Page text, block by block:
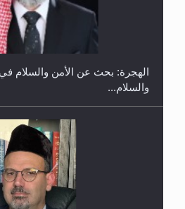
إتمام حفظ القرآن الكريم
حفل توزيع الشهادات في الجامعة
الهجرة: بحث عن الأمن والسلام
والسلام...